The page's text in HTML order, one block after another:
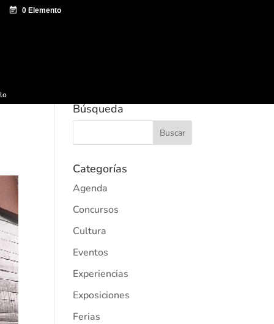
Búsqueda
Categorías
Agenda
Concursos
Cultura
Eventos
Experiencias
Exposiciones
Ferias